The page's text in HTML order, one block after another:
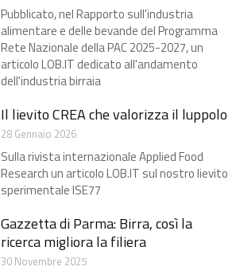
Pubblicato, nel Rapporto sull'industria
alimentare e delle bevande del Programma
Rete Nazionale della PAC 2025-2027, un
articolo LOB.IT dedicato all'andamento
dell'industria birraia
Il lievito CREA che valorizza il luppolo​
28 Gennaio 2026
Sulla rivista internazionale Applied Food
Research un articolo LOB.IT sul nostro lievito
sperimentale ISE77
Gazzetta di Parma: Birra, così la
ricerca migliora la filiera​
30 Novembre 2025